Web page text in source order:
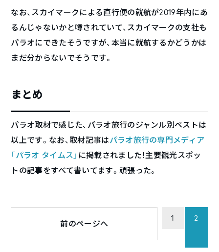
なお、スカイマークによる直行便の就航が2019年内にあ
るんじゃないかと噂されていて、スカイマークの支社も
パラオにできたそうですが、本当に就航するかどうかは
まだ分からないでそうです。
まとめ
パラオ取材で感じた、パラオ旅行のジャンル別ベストは
以上です。なお、取材記事はパラオ旅行の専門メディア
「パラオ タイムス」 に掲載されました！主要観光スポッ
トの記事をすべて書いてます。頑張った。
前のページへ
1 2